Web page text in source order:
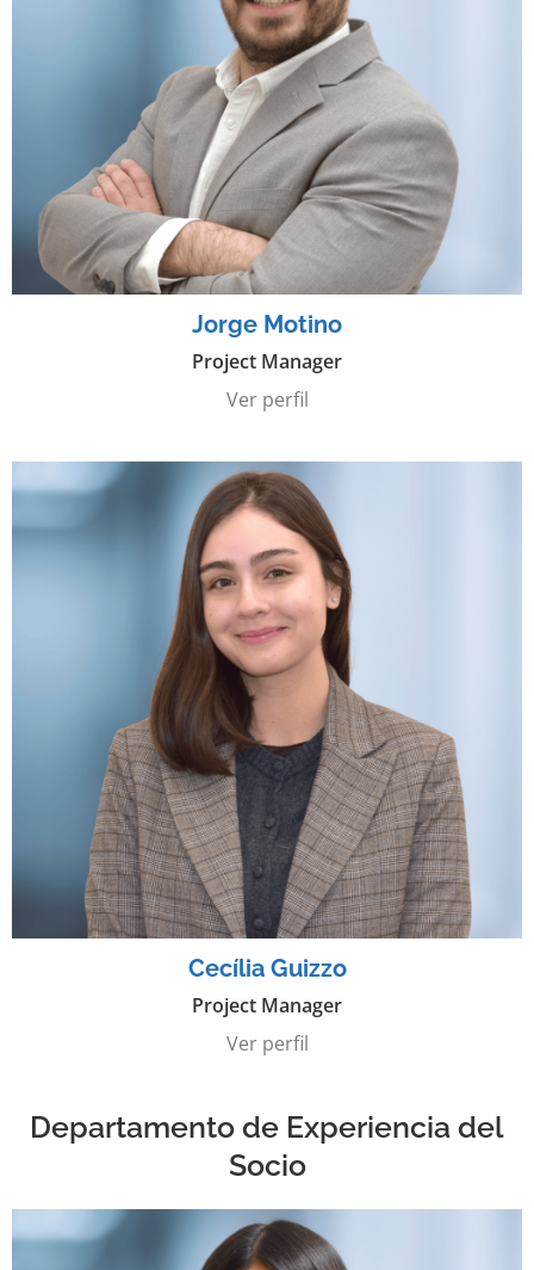
Jorge Motino
Project Manager
Ver perfil
Cecília Guizzo
Project Manager
Ver perfil
Departamento de Experiencia del
Socio